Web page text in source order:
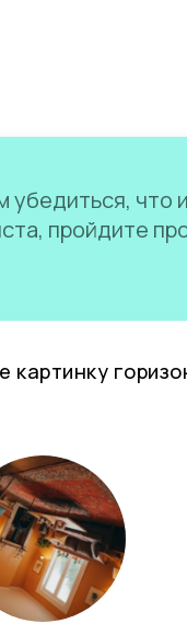
убедиться, что
пройдите
картинку